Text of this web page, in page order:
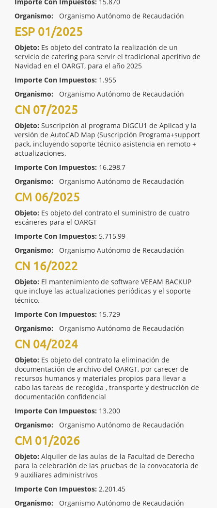
Organismo:
Organismo Autónomo de Recaudación
ESP 01/2025
Objeto: Es objeto del contrato la realización de un
servicio de catering para servir el tradicional aperitivo de
Navidad en el OARGT, para el año 2025
Importe Con Impuestos: 1.955
Organismo:
Organismo Autónomo de Recaudación
CN 07/2025
Objeto: Suscripción al programa DIGCU1 de Aplicad y la
versión de AutoCAD Map (Suscripción Programa+support
pack, incluyendo soporte técnico asistencia en remoto +
actualizaciones.
Importe Con Impuestos: 16.298,7
Organismo:
Organismo Autónomo de Recaudación
CM 06/2025
Objeto: Es objeto del contrato el suministro de cuatro
escáneres para el OARGT
Importe Con Impuestos: 5.715,99
Organismo:
Organismo Autónomo de Recaudación
CN 16/2022
Objeto: El mantenimiento de software VEEAM BACKUP
que incluye las actualizaciones periódicas y el soporte
técnico.
Importe Con Impuestos: 15.729
Organismo:
Organismo Autónomo de Recaudación
CN 04/2024
Objeto: Es objeto del contrato la eliminación de
documentación de archivo del OARGT, por carecer de
recursos humanos y materiales propios para llevar a
cabo las tareas de recogida , transporte y destrucción de
documentación confidencial
Importe Con Impuestos: 13.200
Organismo:
Organismo Autónomo de Recaudación
CM 01/2026
Objeto: Alquiler de las aulas de la Facultad de Derecho
para la celebración de las pruebas de la convocatoria de
9 auxiliares administrivos
Importe Con Impuestos: 2.201,45
Organismo:
Organismo Autónomo de Recaudación